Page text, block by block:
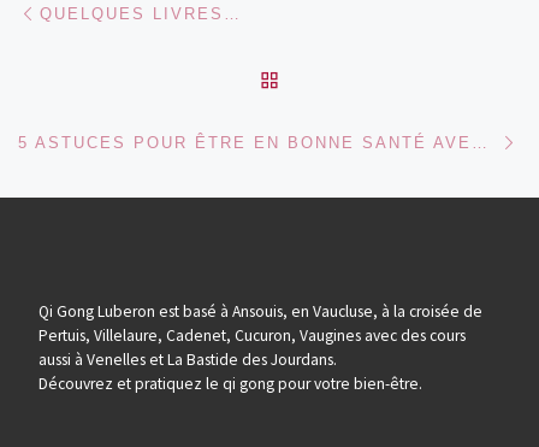
QUELQUES LIVRES…
Qi Gong Luberon est basé à Ansouis, en Vaucluse, à la croisée de
Pertuis, Villelaure, Cadenet, Cucuron, Vaugines avec des cours
aussi à Venelles et La Bastide des Jourdans.
Découvrez et pratiquez le qi gong pour votre bien-être.